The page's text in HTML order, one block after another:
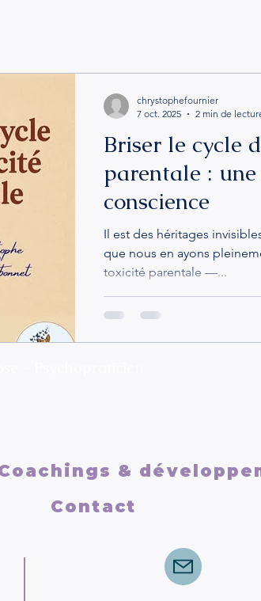
Briser le cycle
parentale :
conscience
Il est des héritages
que nous en ayons
toxicité parentale —...
chrystophefournier
7 oct. 2025
2 min de
&
Contact